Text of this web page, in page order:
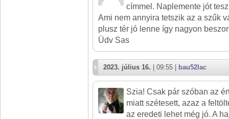
címmel. Naplemente jót
Ami nem annyira tetszik az a szűk
plusz tér jó lenne így nagyon
Üdv Sas
2023. július 16. | 09:55 | bau52lac
Szia! Csak pár szóban az
miatt szétesett, azaz a
az eredeti lehet még jó. A